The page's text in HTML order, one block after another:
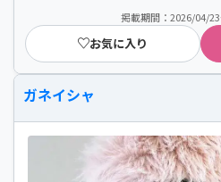
掲載期間：2026/04/
お気に入り
ガネイシャ